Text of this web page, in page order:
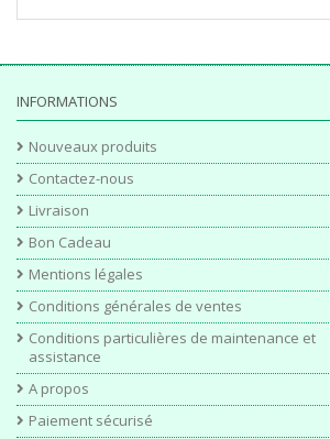
INFORMATIONS
Nouveaux produits
Contactez-nous
Livraison
Bon Cadeau
Mentions légales
Conditions générales de ventes
Conditions particulières de maintenance et
assistance
A propos
Paiement sécurisé